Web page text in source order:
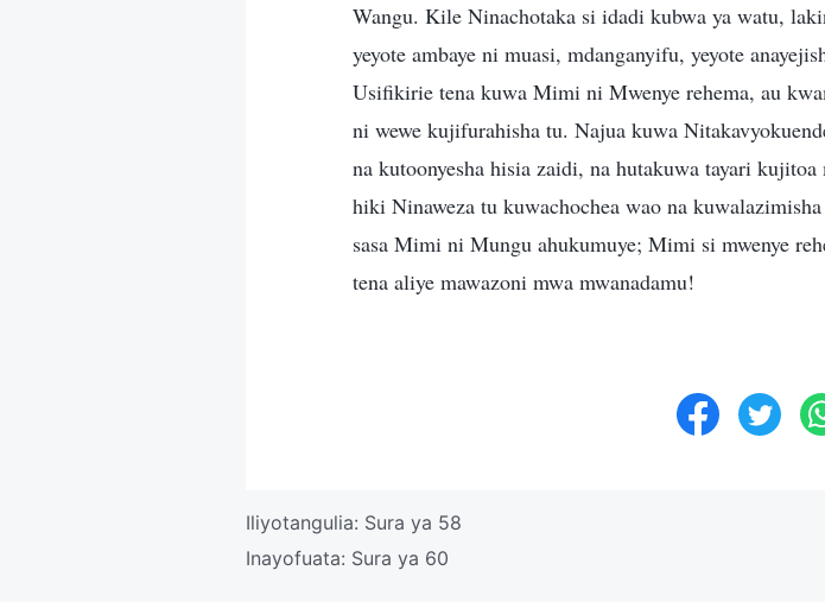
Wangu. Kile Ninachotaka si idadi kubwa ya watu,
yeyote ambaye ni muasi, mdanganyifu, yeyote
Usifikirie tena kuwa Mimi ni Mwenye rehema, au
ni wewe kujifurahisha tu. Najua kuwa
na kutoonyesha hisia zaidi, na hutakuwa tayari
hiki Ninaweza tu kuwachochea wao na
sasa Mimi ni Mungu ahukumuye; Mimi si mwenye
tena aliye mawazoni mwa mwanadamu!
Iliyotangulia: Sura ya 58
Inayofuata: Sura ya 60